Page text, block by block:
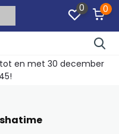
0 0
en met 30 december